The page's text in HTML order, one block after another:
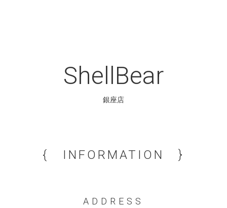
ShellBear
銀座店
{ INFORMATION }
ADDRESS